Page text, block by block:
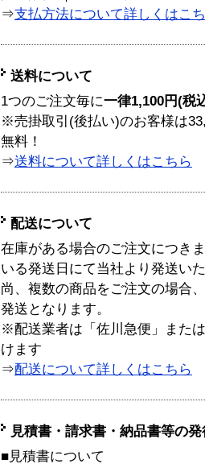
⇒支払方法について詳しくはこ
送料について
1つのご注文毎に一律1,100円(税
※売掛取引(後払い)のお客様は
無料！
⇒送料について詳しくはこちら
配送について
在庫がある場合のご注文につき
いる発送日にて当社より発送い
尚、複数の商品をご注文の場合
発送となります。
※配送業者は「佐川急便」また
けます
⇒配送について詳しくはこちら
見積書・請求書・納品書等の
■見積書について